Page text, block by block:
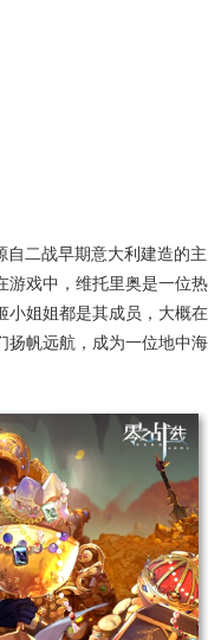
自二战早期意大利建造的主
游戏中，维托里奥是一位热
小姐姐都是其成员，大概在
扬帆远航，成为一位地中海